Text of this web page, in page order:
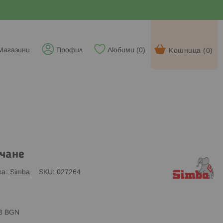
Кошница (0)
Любими (0)
Профил
Simba SKU 027264
BGN